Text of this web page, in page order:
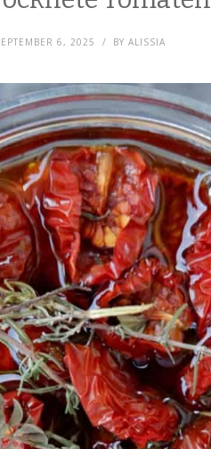
6, 2025 BY ALISSIA